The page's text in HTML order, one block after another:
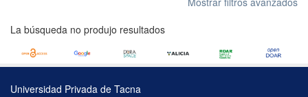
La búsqueda no produjo resultados
Universidad Privada de Tacna